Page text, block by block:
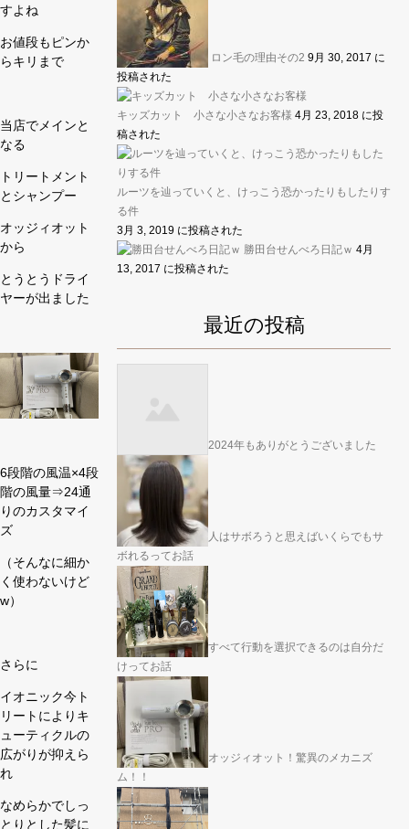
すよね
お値段もピンか
らキリまで
当店でメインと
なる
トリートメント
とシャンプー
オッジィオット
から
とうとうドライ
ヤーが出ました
6段階の風温×4段
階の風量⇒24通
りのカスタマイ
ズ
（そんなに細か
く使わないけど
w）
さらに
イオニック今ト
リートによりキ
ューティクルの
広がりが抑えら
れ
なめらかでしっ
とりとした髪に
ロン毛の理由その2 9月 30, 2017 に
投稿された
キッズカット 小さな小さなお客様 4月 23, 2018 に投
稿された
ルーツを辿っていくと、けっこう恐かったりもしたりす
る件
3月 3, 2019 に投稿された
勝田台せんべろ日記ｗ 4月
13, 2017 に投稿された
最近の投稿
2024年もありがとうございました
人はサボろうと思えばいくらでもサ
ボれるってお話
すべて行動を選択できるのは自分だ
けってお話
オッジィオット！驚異のメカニズ
ム！！